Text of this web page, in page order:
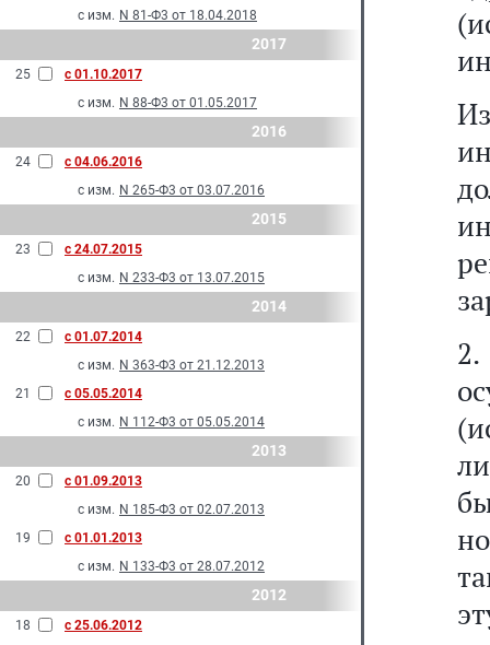
с изм. N 81-Ф3 от 18.04.2018
2017
25
с 01.10.2017
с изм. N 88-Ф3 от 01.05.2017
2016
24
с 04.06.2016
с изм. N 265-Ф3 от 03.07.2016
2015
23
с 24.07.2015
с изм. N 233-Ф3 от 13.07.2015
2014
22
с 01.07.2014
с изм. N 363-Ф3 от 21.12.2013
21
с 05.05.2014
с изм. N 112-Ф3 от 05.05.2014
2013
20
с 01.09.2013
с изм. N 185-Ф3 от 02.07.2013
19
с 01.01.2013
с изм. N 133-Ф3 от 28.07.2012
2012
18
с 25.06.2012